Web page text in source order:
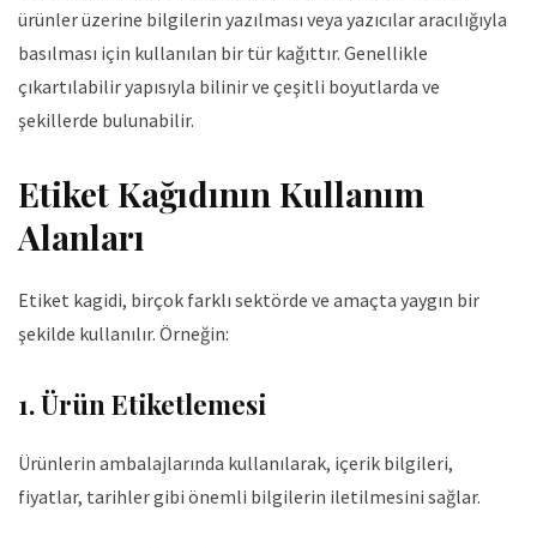
ürünler üzerine bilgilerin yazılması veya yazıcılar aracılığıyla
basılması için kullanılan bir tür kağıttır. Genellikle
çıkartılabilir yapısıyla bilinir ve çeşitli boyutlarda ve
şekillerde bulunabilir.
Etiket Kağıdının Kullanım
Alanları
Etiket kagidi, birçok farklı sektörde ve amaçta yaygın bir
şekilde kullanılır. Örneğin:
1. Ürün Etiketlemesi
Ürünlerin ambalajlarında kullanılarak, içerik bilgileri,
fiyatlar, tarihler gibi önemli bilgilerin iletilmesini sağlar.